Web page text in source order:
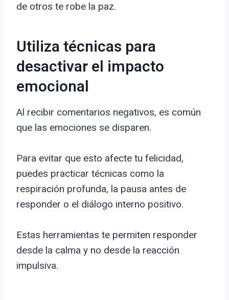
de otros te robe la paz.
Utiliza técnicas para
desactivar el impacto
emocional
Al recibir comentarios negativos, es común
que las emociones se disparen.
Para evitar que esto afecte tu felicidad,
puedes practicar técnicas como la
respiración profunda, la pausa antes de
responder o el diálogo interno positivo.
Estas herramientas te permiten responder
desde la calma y no desde la reacción
impulsiva.